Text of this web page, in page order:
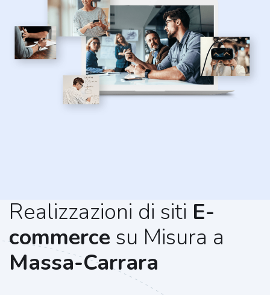
Realizzazioni di siti E-
commerce su Misura a
Massa-Carrara